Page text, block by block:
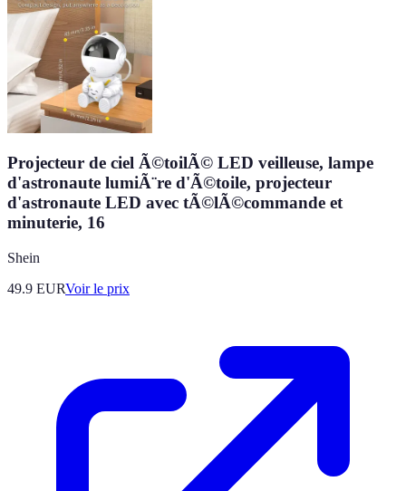
Projecteur de ciel Ã©toilÃ© LED veilleuse, lampe
d'astronaute lumiÃ¨re d'Ã©toile, projecteur
d'astronaute LED avec tÃ©lÃ©commande et
minuterie, 16
Shein
49.9 EURVoir le prix